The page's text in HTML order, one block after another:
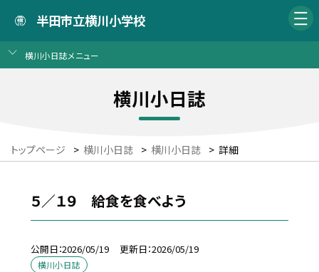
半田市立横川小学校
横川小日誌メニュー
横川小日誌
トップページ > 横川小日誌 > 横川小日誌 > 詳細
５／１９ 給食を食べよう
公開日 2026/05/19 更新日 2026/05/19
横川小日誌